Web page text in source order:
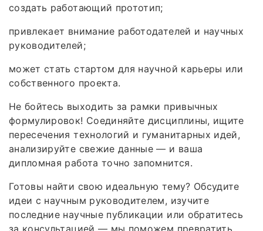
создать работающий прототип;
привлекает внимание работодателей и научных
руководителей;
может стать стартом для научной карьеры или
собственного проекта.
Не бойтесь выходить за рамки привычных
формулировок! Соединяйте дисциплины, ищите
пересечения технологий и гуманитарных идей,
анализируйте свежие данные — и ваша
дипломная работа точно запомнится.
Готовы найти свою идеальную тему? Обсудите
идеи с научным руководителем, изучите
последние научные публикации или обратитесь
за консультацией — мы поможем превратить